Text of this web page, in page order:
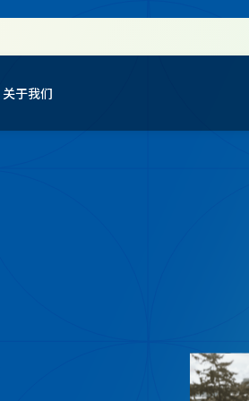
关于我们